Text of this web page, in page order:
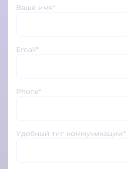
Ваше имя*
Email*
Phone*
Удобный тип коммуникации*